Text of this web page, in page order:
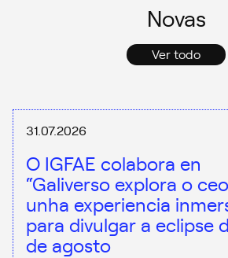
Novas
Ver todo
31.07.2026
O IGFAE colabora en
“Galiverso explora o
unha experiencia
para divulgar a eclipse
de agosto